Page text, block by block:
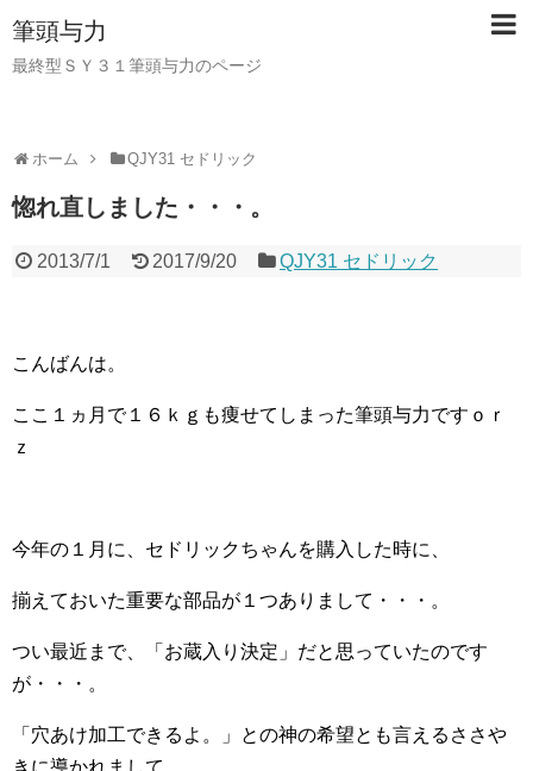
筆頭与力
最終型ＳＹ３１筆頭与力のページ
ホーム QJY31 セドリック
惚れ直しました・・・。
2013/7/1 2017/9/20 QJY31 セドリック
こんばんは。
ここ１ヵ月で１６ｋｇも痩せてしまった筆頭与力ですｏｒ
ｚ
今年の１月に、セドリックちゃんを購入した時に、
揃えておいた重要な部品が１つありまして・・・。
つい最近まで、「お蔵入り決定」だと思っていたのです
が・・・。
「穴あけ加工できるよ。」との神の希望とも言えるささや
きに導かれまして。